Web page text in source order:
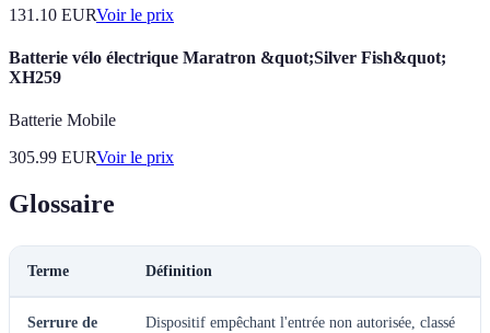
131.10 EURVoir le prix
Batterie vélo électrique Maratron &quot;Silver Fish&quot;
XH259
Batterie Mobile
305.99 EURVoir le prix
Glossaire
Terme Définition
Serrure de
Dispositif empêchant l'entrée non autorisée, classé